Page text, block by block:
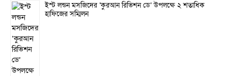
ইস্ট লন্ডন মসজিদের ‘কুরআন রিভিশন ডে’ উপলক্ষে ২ শতাধিক
হাফিজের সম্মিলন